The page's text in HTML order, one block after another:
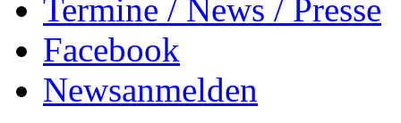
Termine / News / Presse
Facebook
Newsanmelden